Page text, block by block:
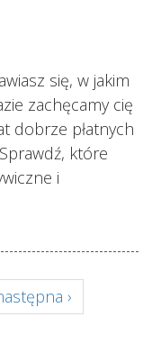
się, w jakim
zachęcamy cię
dobrze płatnych
które
i
›